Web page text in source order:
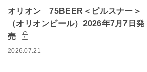
オリオン 75BEER＜ピルスナー＞
（オリオンビール）2026年7月7日発
売
2026.07.21